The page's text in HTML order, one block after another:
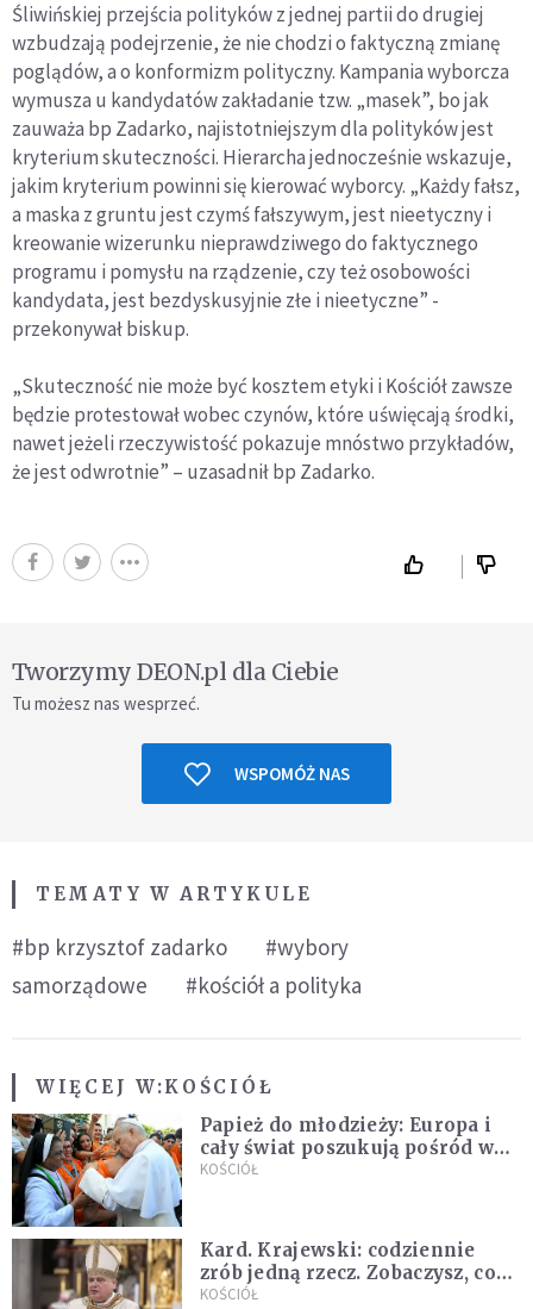
Śliwińskiej przejścia polityków z jednej partii do drugiej
wzbudzają podejrzenie, że nie chodzi o faktyczną zmianę
poglądów, a o konformizm polityczny. Kampania wyborcza
wymusza u kandydatów zakładanie tzw. „masek”, bo jak
zauważa bp Zadarko, najistotniejszym dla polityków jest
kryterium skuteczności. Hierarcha jednocześnie wskazuje,
jakim kryterium powinni się kierować wyborcy. „Każdy fałsz,
a maska z gruntu jest czymś fałszywym, jest nieetyczny i
kreowanie wizerunku nieprawdziwego do faktycznego
programu i pomysłu na rządzenie, czy też osobowości
kandydata, jest bezdyskusyjnie złe i nieetyczne” -
przekonywał biskup.
„Skuteczność nie może być kosztem etyki i Kościół zawsze
będzie protestował wobec czynów, które uświęcają środki,
nawet jeżeli rzeczywistość pokazuje mnóstwo przykładów,
że jest odwrotnie” – uzasadnił bp Zadarko.
Tworzymy DEON.pl dla Ciebie
Tu możesz nas wesprzeć.
WSPOMÓŻ NAS
TEMATY W ARTYKULE
#bp krzysztof zadarko
#wybory
samorządowe
#kościół a polityka
WIĘCEJ W:KOŚCIÓŁ
Papież do młodzieży: Europa i
cały świat poszukują pośród was
nowych świętych
KOŚCIÓŁ
Kard. Krajewski: codziennie
zrób jedną rzecz. Zobaczysz, co
stanie się z twoim życiem
KOŚCIÓŁ